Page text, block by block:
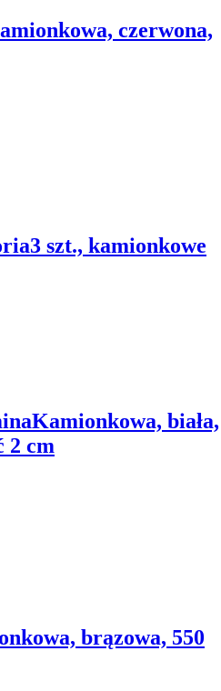
czerwona,
3 szt., kamionkowe
Kamionkowa, biała,
2 cm
brązowa, 550